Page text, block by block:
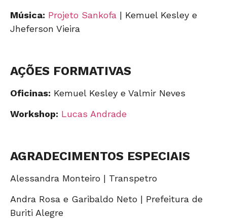
Música: Projeto Sankofa | Kemuel Kesley e
Jheferson Vieira
AÇÕES FORMATIVAS
Oficinas: Kemuel Kesley e Valmir Neves
Workshop: Lucas Andrade
AGRADECIMENTOS ESPECIAIS
Alessandra Monteiro | Transpetro
Andra Rosa e Garibaldo Neto | Prefeitura de
Buriti Alegre